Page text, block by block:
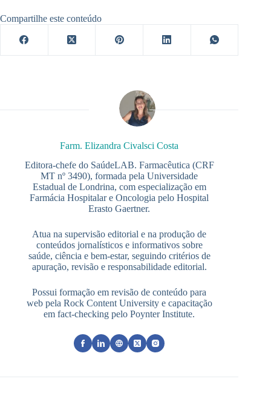
Compartilhe este conteúdo
Farm. Elizandra Civalsci Costa
Editora-chefe do SaúdeLAB. Farmacêutica (CRF
MT nº 3490), formada pela Universidade
Estadual de Londrina, com especialização em
Farmácia Hospitalar e Oncologia pelo Hospital
Erasto Gaertner.
Atua na supervisão editorial e na produção de
conteúdos jornalísticos e informativos sobre
saúde, ciência e bem-estar, seguindo critérios de
apuração, revisão e responsabilidade editorial.
Possui formação em revisão de conteúdo para
web pela Rock Content University e capacitação
em fact-checking pelo Poynter Institute.